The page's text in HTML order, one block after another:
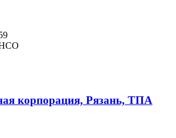
корпорация, Рязань, ТПА